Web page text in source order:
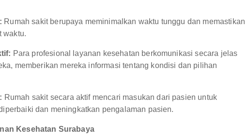
Rumah sakit berupaya meminimalkan waktu tunggu dan memastikan
waktu.
Para profesional layanan kesehatan berkomunikasi secara jelas
memberikan mereka informasi tentang kondisi dan pilihan
Rumah sakit secara aktif mencari masukan dari pasien untuk
dan meningkatkan pengalaman pasien.
Kesehatan Surabaya